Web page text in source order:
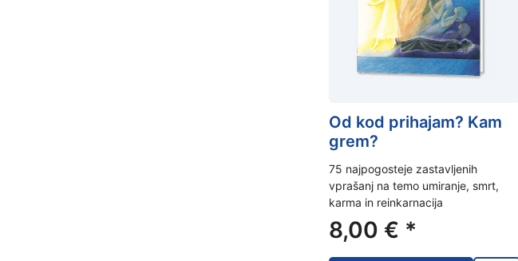
Od kod prihajam? Kam
grem?
75 najpogosteje zastavljenih
vprašanj na temo umiranje, smrt,
karma in reinkarnacija
8,00 € *